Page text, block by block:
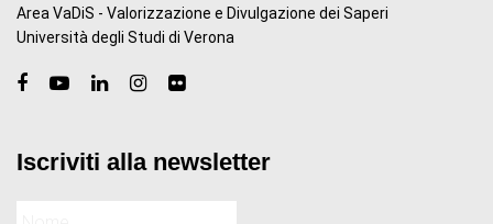
Area VaDiS - Valorizzazione e Divulgazione dei Saperi
Università degli Studi di Verona
Iscriviti alla newsletter